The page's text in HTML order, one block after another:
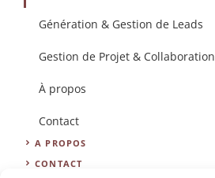
Génération & Gestion de Leads
Gestion de Projet & Collaboration
À propos
Contact
A PROPOS
CONTACT